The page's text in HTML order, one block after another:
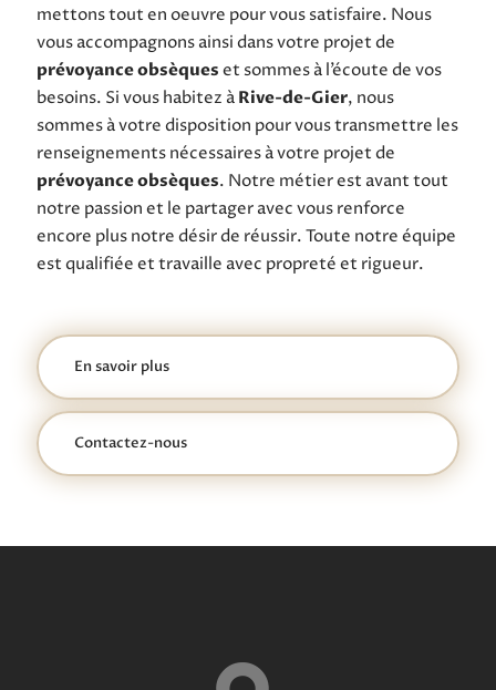
mettons tout en oeuvre pour vous satisfaire. Nous
vous accompagnons ainsi dans votre projet de
prévoyance obsèqueset sommes à l’écoute de vos
besoins. Si vous habitez àRive-de-Gier, nous
sommes à votre disposition pour vous transmettre les
renseignements nécessaires à votre projet de
prévoyance obsèques. Notre métier est avant tout
notre passion et le partager avec vous renforce
encore plus notre désir de réussir. Toute notre équipe
est qualifiée et travaille avec propreté et rigueur.
En savoir plus
Contactez-nous